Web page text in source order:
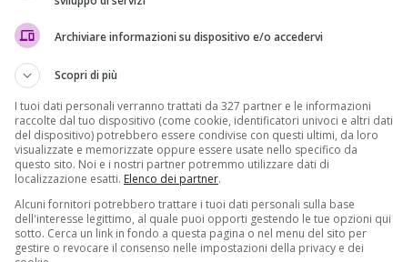
e 7 dipendenti – spiega il sottosegretario regionale,
Centro di raccolta allestito nel palazzetto dello sport di
e dunque il numero dovrebbe essere questo”.
ditre morti– i 3 corpi estratti dalla neve e dalle macerie
ancoraoltre 20 dispersi. Una colonna mobile con una
dell’Hotel Rigopiani, una struttura grande, comprensiva
aver liberato il piazzalei mezzi meccanici stanno
fuoco sono in azione ma al momento non si sente nulla. I
Archiviare informazioni su dispositivo e/o accedervi
Scopri di più
I tuoi dati personali verranno trattati da 327 partner e le informazioni
raccolte dal tuo dispositivo (come cookie, identificatori univoci e altri dati
del dispositivo) potrebbero essere condivise con questi ultimi, da loro
visualizzate e memorizzate oppure essere usate nello specifico da
questo sito. Noi e i nostri partner potremmo utilizzare dati di
localizzazione esatti. Elenco dei partner.
Alcuni fornitori potrebbero trattare i tuoi dati personali sulla base
dell'interesse legittimo, al quale puoi opporti gestendo le tue opzioni qui
sotto. Cerca un link in fondo a questa pagina o nel menu del sito per
gestire o revocare il consenso nelle impostazioni della privacy e dei